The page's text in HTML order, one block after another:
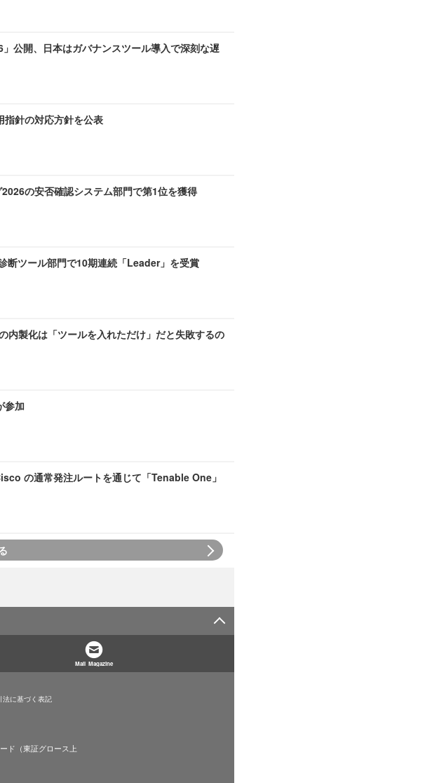
公開、日本はガバナンスツール導入で深刻な遅
指針の対応方針を公表
の安否確認システム部門で第1位を獲得
ツール部門で10期連続「Leader」を受賞
内製化は「ツールを入れただけ」だと失敗するの
参加
の通常発注ルートを通じて「Tenable One」
Mail Magazine
法に基づく表記
ド（東証グロース上